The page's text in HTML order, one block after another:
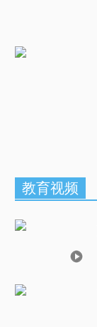
教育视频